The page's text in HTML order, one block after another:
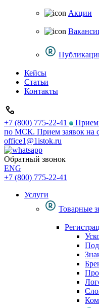
Акции
Кейсы
Статьи
Контакты
+7 (800) 775-22-41
Прием
по МСК. Прием заявок на
office1@1istok.ru
Обратный звонок
ENG
+7 (800) 775-22-41
Услуги
Товарные